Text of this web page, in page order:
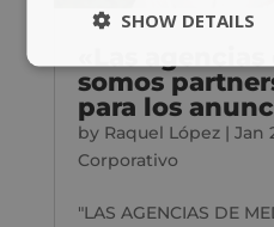
somos
para los
by Raquel López| Jan
Corporativo
"LAS AGENCIAS DE
SHOW DETAILS